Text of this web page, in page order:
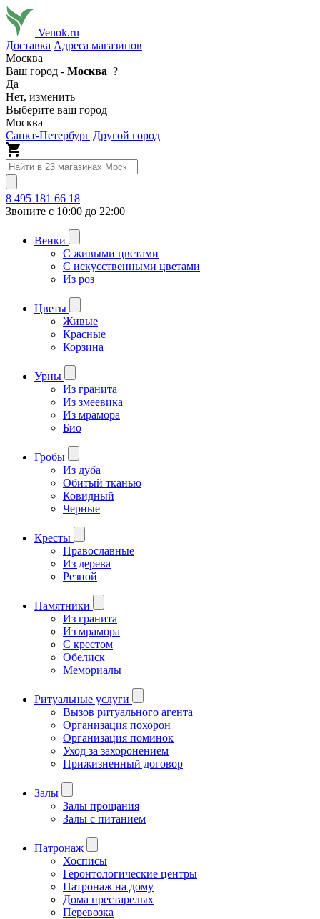
Venok.ru
Доставка Адреса магазинов
Москва
Ваш город - Москва ?
Да
Нет, изменить
Выберите ваш город
Москва
Санкт-Петербург Другой город
8 495 181 66 18
Звоните с 10:00 до 22:00
Венки
С живыми цветами
С искусственными цветами
Из роз
Цветы
Живые
Красные
Корзина
Урны
Из гранита
Из змеевика
Из мрамора
Био
Гробы
Из дуба
Обитый тканью
Ковидный
Черные
Кресты
Православные
Из дерева
Резной
Памятники
Из гранита
Из мрамора
С крестом
Обелиск
Мемориалы
Ритуальные услуги
Вызов ритуального агента
Организация похорон
Организация поминок
Уход за захоронением
Прижизненный договор
Залы
Залы прощания
Залы с питанием
Патронаж
Хосписы
Геронтологические центры
Патронаж на дому
Дома престарелых
Перевозка